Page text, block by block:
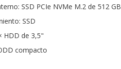
SSD PCIe NVMe M.2 de 512 GB
SSD
HDD de 3,5"
compacto